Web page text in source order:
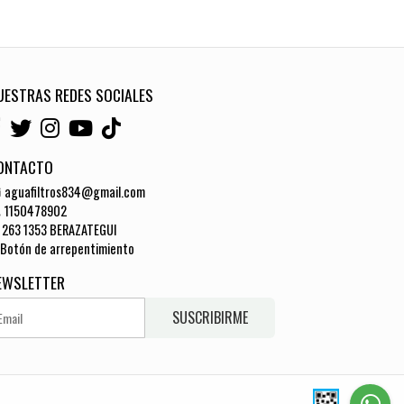
REDES SOCIALES
aguafiltros834@gmail.com
1150478902
263 1353 BERAZATEGUI
Botón de arrepentimiento
SUSCRIBIRME